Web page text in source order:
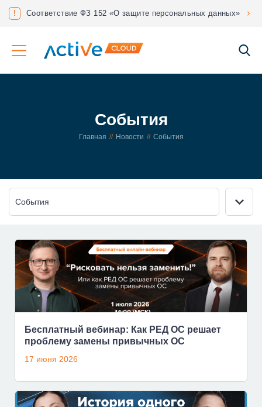
! Соответствие ФЗ 152 «О защите персональных данных»
События
Главная Новости События
События
Бесплатный вебинар: Как РЕД ОС решает
проблему замены привычных ОС
17 июня 2026